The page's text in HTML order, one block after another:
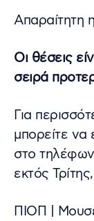
Απαραίτητη
Oι θέσεις
σειρά
Για
μπορείτε να
στο
εκτός
ΠΙΟΠ |